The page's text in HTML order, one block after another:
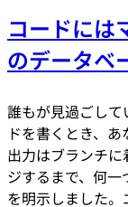
コードには
のデータベ
誰もが見過ごして
ドを書くとき、あ
出力はブランチに
ジするまで、何
を明示しました。